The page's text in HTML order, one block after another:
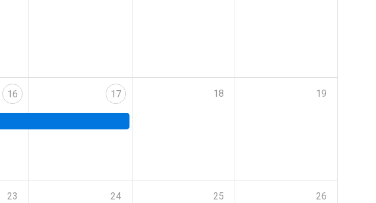
16 17 18 19
23 24 25 26